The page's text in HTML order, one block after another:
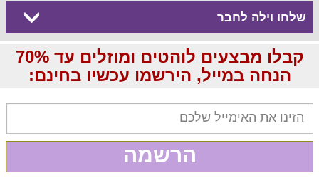
שלחו וילה לחבר
קבלו מבצעים לוהטים ומוזלים עד 70%
הנחה במייל, הירשמו עכשיו בחינם:
הרשמה